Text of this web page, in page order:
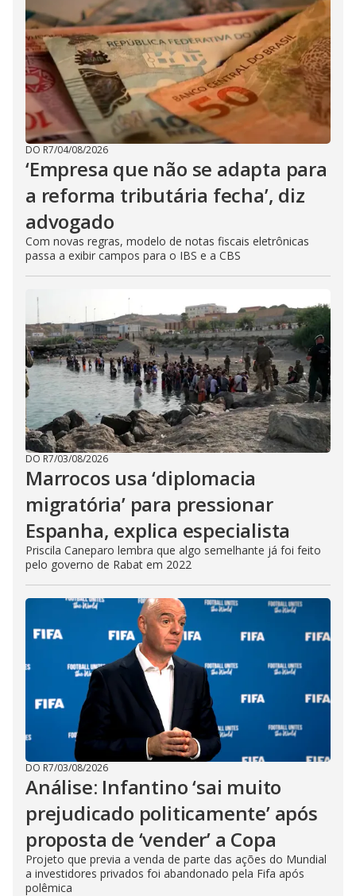
DO R7/04/08/2026
‘Empresa que não se adapta para
a reforma tributária fecha’, diz
advogado
Com novas regras, modelo de notas fiscais eletrônicas
passa a exibir campos para o IBS e a CBS
DO R7/03/08/2026
Marrocos usa ‘diplomacia
migratória’ para pressionar
Espanha, explica especialista
Priscila Caneparo lembra que algo semelhante já foi feito
pelo governo de Rabat em 2022
DO R7/03/08/2026
Análise: Infantino ‘sai muito
prejudicado politicamente’ após
proposta de ‘vender’ a Copa
Projeto que previa a venda de parte das ações do Mundial
a investidores privados foi abandonado pela Fifa após
polêmica